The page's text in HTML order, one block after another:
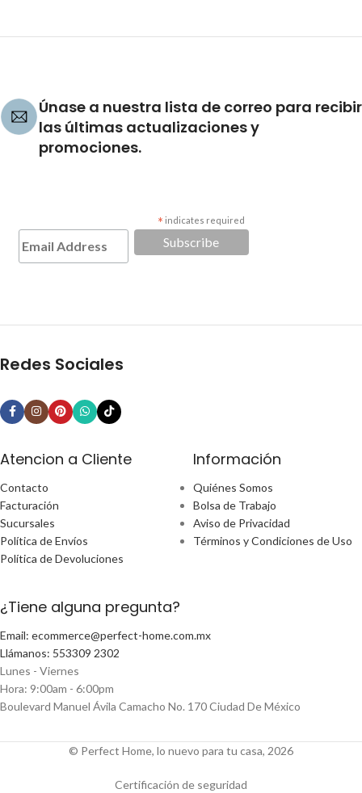
Únase a nuestra lista de correo para recibir
las últimas actualizaciones y
promociones.
* indicates required
Redes Sociales
Atencion a Cliente
Contacto
Facturación
Sucursales
Política de Envíos
Política de Devoluciones
Información
Quiénes Somos
Bolsa de Trabajo
Aviso de Privacidad
Términos y Condiciones de Uso
¿Tiene alguna pregunta?
Email: ecommerce@perfect-home.com.mx
Llámanos: 553309 2302
Lunes - Viernes
Hora: 9:00am - 6:00pm
Boulevard Manuel Ávila Camacho No. 170 Ciudad De México
© Perfect Home, lo nuevo para tu casa, 2026
Certificación de seguridad